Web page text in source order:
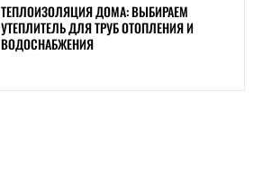
ТЕПЛОИЗОЛЯЦИЯ ДОМА: ВЫБИРАЕМ
УТЕПЛИТЕЛЬ ДЛЯ ТРУБ ОТОПЛЕНИЯ И
ВОДОСНАБЖЕНИЯ